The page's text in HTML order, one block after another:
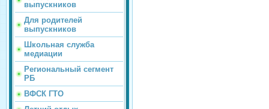
выпускников
Для родителей
выпускников
Школьная служба
медиации
Региональный сегмент
РБ
ВФСК ГТО